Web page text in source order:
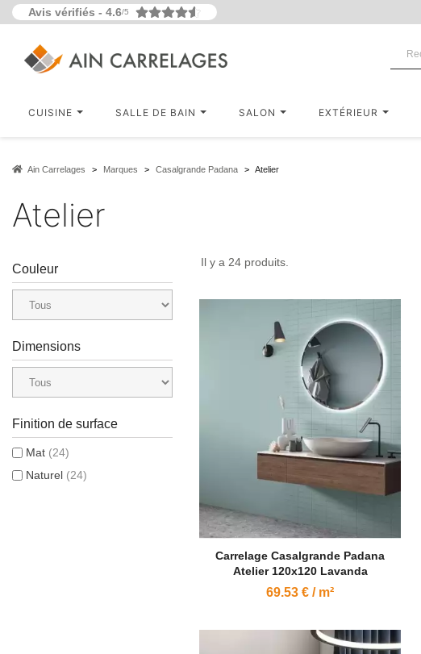
Avis vérifiés - 4.6/5
CUISINE SALLE DE BAIN SALON EXTÉRIEUR
Ain Carrelages Marques Casalgrande Padana Atelier
Atelier
Couleur
Dimensions
Finition de surface
Mat (24)
Naturel (24)
Il y a 24 produits.
Carrelage Casalgrande Padana
Atelier 120x120 Lavanda
69.53 € / m²